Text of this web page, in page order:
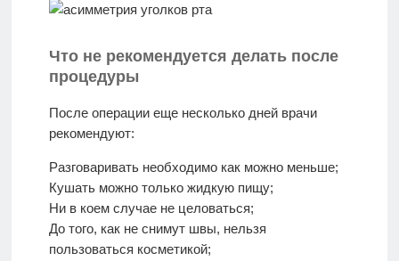
Что не рекомендуется делать после
процедуры
После операции еще несколько дней врачи
рекомендуют:
Разговаривать необходимо как можно меньше;
Кушать можно только жидкую пищу;
Ни в коем случае не целоваться;
До того, как не снимут швы, нельзя
пользоваться косметикой;